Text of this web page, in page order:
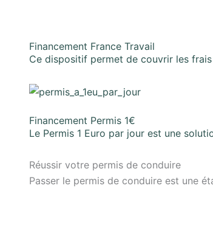
Financement France Travail​
Ce dispositif permet de couvrir les
Financement Permis 1€
Le Permis 1 Euro par jour est une
Réussir votre permis de conduire
Passer le permis de conduire est une